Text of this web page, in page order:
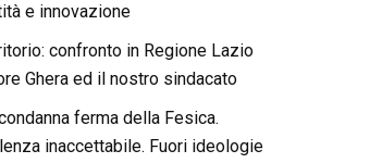
e innovazione
confronto in Regione Lazio
Ghera ed il nostro sindacato
ferma della Fesica.
inaccettabile. Fuori ideologie